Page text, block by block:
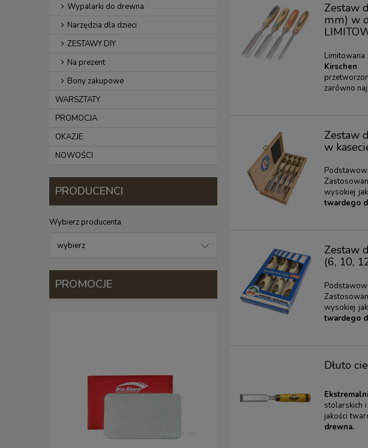
Wypalarki do drewna
Narzędzia dla dzieci
ZESTAWY DIY
Na prezent
Bony zakupowe
WARSZTATY
PROMOCJA
OKAZJE
NOWOŚCI
PRODUCENCI
Wybierz producenta
PROMOCJE
Zestaw
mm) w
zarówno
Zestaw
w
wysokiej
twardego
Zestaw
(6, 10,
wysokiej
twardego
Dłuto
stolarskich i
jakości
drewna.